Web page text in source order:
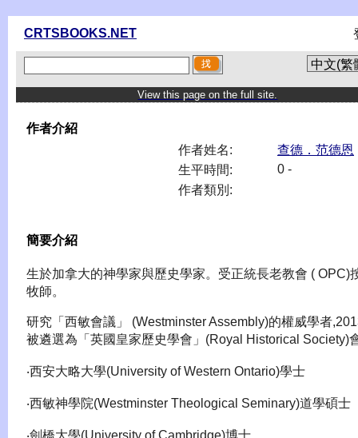
CRTSBOOKS.NET
View this page on the full site.
作者介紹
作者姓名:
查德．范德恩
生平時間:
0 -
作者類別:
簡要介紹
生於加拿大的神學家與歷史學家。受正統長老教會 ( OPC)
牧師。
研究「西敏會議」 (Westminster Assembly)的權威學者
被遴選為「英國皇家歷史學會」(Royal Historical Society)
‧西安大略大學(University of Western Ontario)學士
‧西敏神學院(Westminster Theological Seminary)道學碩士
‧劍橋大學(University of Cambridge)博士